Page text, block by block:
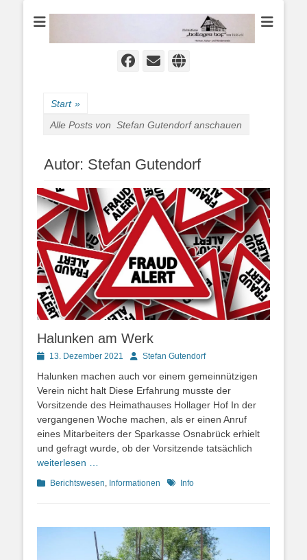
Heimathaus
Hollager Hof v.
Facebook
E-
Website
Start »
Alle Posts von Stefan Gutendorf anschauen
Autor: Stefan Gutendorf
Halunken am Werk
Posted13. Dezember 2021 AutorStefan Gutendorf
Halunken machen auch vor einem gemeinnützigen
Verein nicht halt Diese Erfahrung musste der
Vorsitzende des Heimathauses Hollager Hof In der
vergangenen Woche machen, als er einen Anruf
eines Mitarbeiters der Sparkasse Osnabrück erhielt
und gefragt wurde, ob der Vorsitzende tatsächlich
weiterlesen …
Kategorien
Berichtswesen Informationen Schlagworte
Info